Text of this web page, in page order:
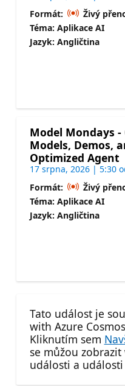
Formát:
Živý
Téma: Aplikace AI
Jazyk: Angličtina
Model Mondays
Models, Demos,
Optimized Agent
17 srpna, 2026 | 5:30
Formát:
Živý
Téma: Aplikace AI
Jazyk: Angličtina
Tato událost je
with Azure
Kliknutím sem
se můžou
události a